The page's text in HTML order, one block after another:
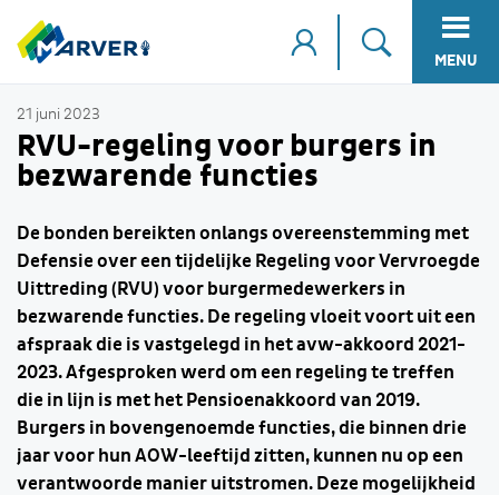
MENU
21 juni 2023
RVU-regeling voor burgers in
bezwarende functies
De bonden bereikten onlangs overeenstemming met
Defensie over een tijdelijke Regeling voor Vervroegde
Uittreding (RVU) voor burgermedewerkers in
bezwarende functies. De regeling vloeit voort uit een
afspraak die is vastgelegd in het avw-akkoord 2021-
2023. Afgesproken werd om een regeling te treffen
die in lijn is met het Pensioenakkoord van 2019.
Burgers in bovengenoemde functies, die binnen drie
jaar voor hun AOW-leeftijd zitten, kunnen nu op een
verantwoorde manier uitstromen. Deze mogelijkheid